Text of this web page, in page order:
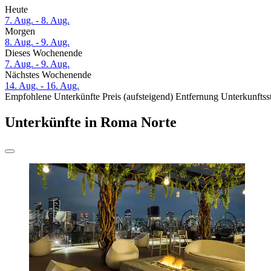
Heute
7. Aug. - 8. Aug.
Morgen
8. Aug. - 9. Aug.
Dieses Wochenende
7. Aug. - 9. Aug.
Nächstes Wochenende
14. Aug. - 16. Aug.
Empfohlene Unterkünfte Preis (aufsteigend) Entfernung
Unterkünfte in Roma Norte